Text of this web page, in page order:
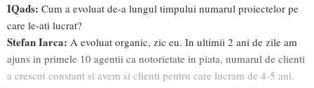
IQads: Cum a evoluat de-a lungul timpului numarul proiectelor pe
care le-ati lucrat?
Stefan Iarca: A evoluat organic, zic eu. In ultimii 2 ani de zile am
ajuns in primele 10 agentii ca notorietate in piata, numarul de clienti
a crescut constant si avem si clienti pentru care lucram de 4-5 ani.